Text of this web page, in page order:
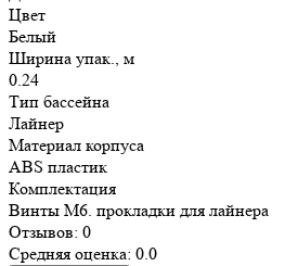
Цвет
Белый
Ширина упак., м
0.24
Тип бассейна
Лайнер
Материал корпуса
ABS пластик
Комплектация
Винты М6. прокладки для лайнера
Отзывов: 0
Средняя оценка: 0.0